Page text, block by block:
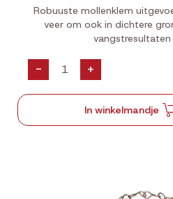
Robuuste mollenklem
veer om ook in dichtere
vangstresultaten
- +
In winkelmandje